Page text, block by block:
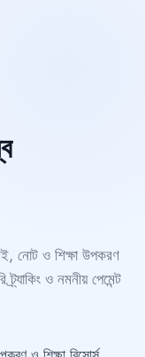
বই, নোট ও শিক্ষা উপকরণ
ও নমনীয় পেমেন্ট